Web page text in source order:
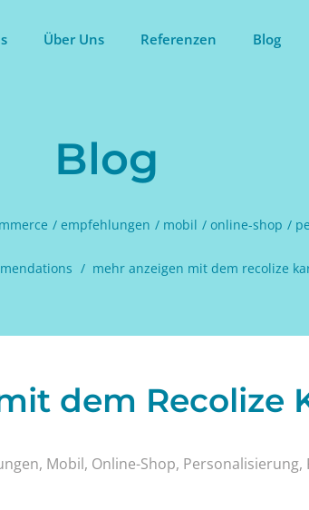
Über Uns Referenzen Blog
Blog
empfehlungen mobil online-shop
mehr anzeigen mit dem recolize
dem Recolize
, Mobil, Online-Shop, Personalisierung,